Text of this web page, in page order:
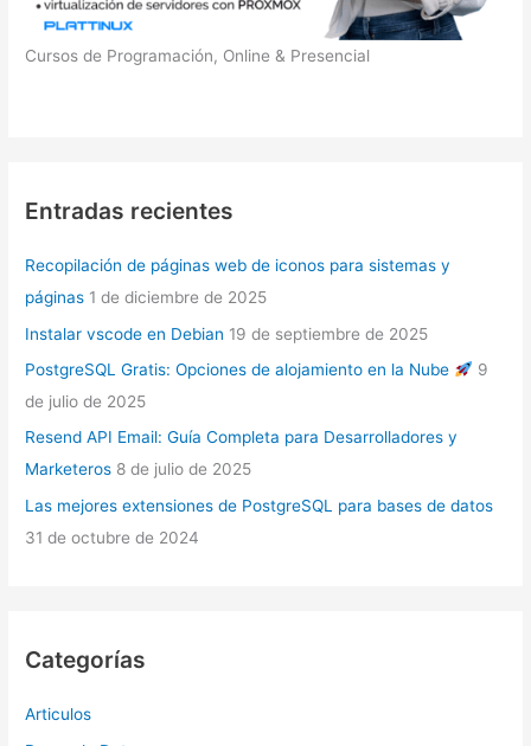
Cursos de Programación, Online & Presencial
Entradas recientes
Recopilación de páginas web de iconos para sistemas y
páginas 1 de diciembre de 2025
Instalar vscode en Debian 19 de septiembre de 2025
PostgreSQL Gratis: Opciones de alojamiento en la Nube
9
de julio de 2025
Resend API Email: Guía Completa para Desarrolladores y
Marketeros 8 de julio de 2025
Las mejores extensiones de PostgreSQL para bases de datos
31 de octubre de 2024
Categorías
Articulos